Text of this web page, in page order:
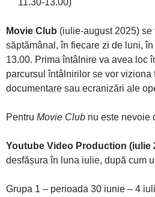
11.30-13.00)
Movie Club (iulie-august 2025) se
săptămânal, în fiecare zi de luni,
13.00. Prima întâlnire va avea loc
parcursul întâlnirilor se vor viziona
documentare sau ecranizări ale
Pentru Movie Club nu este nevoie
Youtube Video Production (iulie
desfășura în luna iulie, după cum
Grupa 1 – perioada 30 iunie – 4